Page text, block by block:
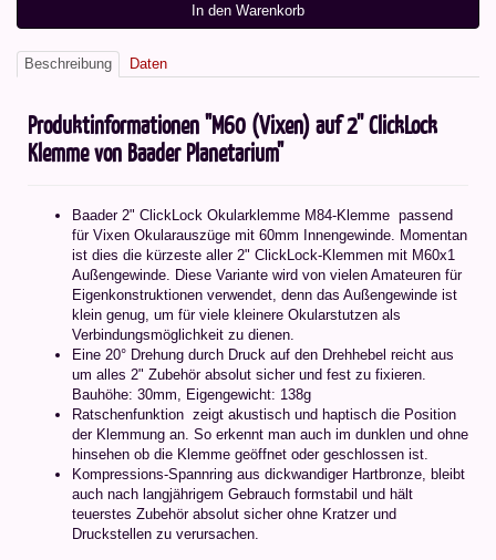
In den Warenkorb
Beschreibung Daten
Produktinformationen "M60 (Vixen) auf 2'' ClickLock
Klemme von Baader Planetarium"
Baader 2" ClickLock Okularklemme M84-Klemme  passend
für Vixen Okularauszüge mit 60mm Innengewinde. Momentan
ist dies die kürzeste aller 2" ClickLock-Klemmen mit M60x1
Außengewinde. Diese Variante wird von vielen Amateuren für
Eigenkonstruktionen verwendet, denn das Außengewinde ist
klein genug, um für viele kleinere Okularstutzen als
Verbindungsmöglichkeit zu dienen.
Eine 20° Drehung durch Druck auf den Drehhebel reicht aus
um alles 2" Zubehör absolut sicher und fest zu fixieren.
Bauhöhe: 30mm, Eigengewicht: 138g
Ratschenfunktion  zeigt akustisch und haptisch die Position
der Klemmung an. So erkennt man auch im dunklen und ohne
hinsehen ob die Klemme geöffnet oder geschlossen ist.
Kompressions-Spannring aus dickwandiger Hartbronze, bleibt
auch nach langjährigem Gebrauch formstabil und hält
teuerstes Zubehör absolut sicher ohne Kratzer und
Druckstellen zu verursachen.